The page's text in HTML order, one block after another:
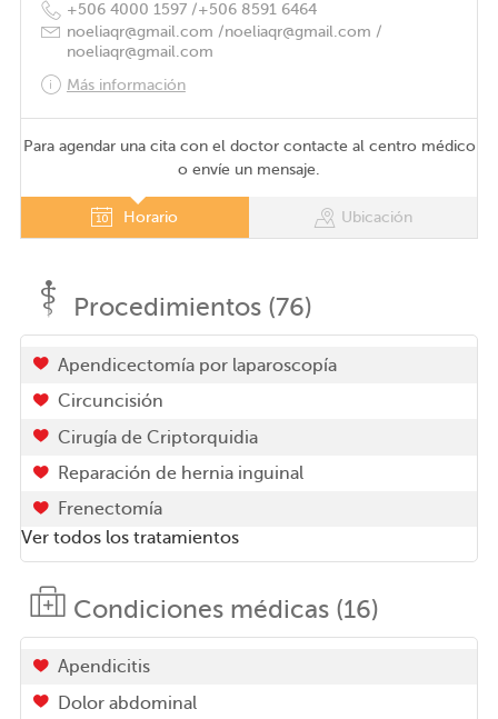
+506 4000 1597 /+506 8591 6464
noeliaqr@gmail.com /noeliaqr@gmail.com /
noeliaqr@gmail.com
Más información
Para agendar una cita con el doctor contacte al centro médico
o envíe un mensaje.
Horario Ubicación
Procedimientos (76)
Apendicectomía por laparoscopía
Circuncisión
Cirugía de Criptorquidia
Reparación de hernia inguinal
Frenectomía
Ver todos los tratamientos
Condiciones médicas (16)
Apendicitis
Dolor abdominal